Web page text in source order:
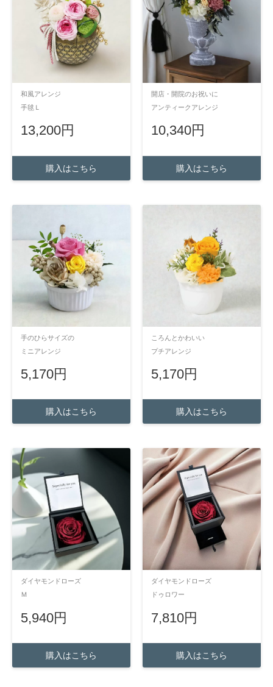
和風アレンジ
手毬Ｌ
13,200円
購入はこちら
開店・開院のお祝いに
アンティークアレンジ
10,340円
購入はこちら
手のひらサイズの
ミニアレンジ
5,170円
購入はこちら
ころんとかわいい
プチアレンジ
5,170円
購入はこちら
ダイヤモンドローズ
Ｍ
5,940円
購入はこちら
ダイヤモンドローズ
ドゥロワー
7,810円
購入はこちら